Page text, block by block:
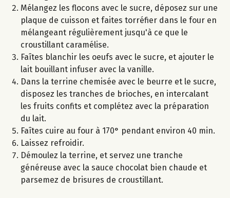
Mélangez les flocons avec le sucre, déposez sur une
plaque de cuisson et faites torréfier dans le four en
mélangeant régulièrement jusqu'à ce que le
croustillant caramélise.
Faîtes blanchir les oeufs avec le sucre, et ajouter le
lait bouillant infuser avec la vanille.
Dans la terrine chemisée avec le beurre et le sucre,
disposez les tranches de brioches, en intercalant
les fruits confits et complétez avec la préparation
du lait.
Faîtes cuire au four à 170° pendant environ 40 min.
Laissez refroidir.
Démoulez la terrine, et servez une tranche
généreuse avec la sauce chocolat bien chaude et
parsemez de brisures de croustillant.